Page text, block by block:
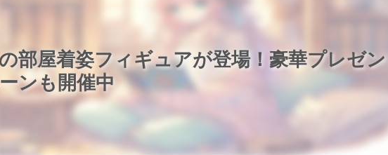
部屋着姿フィギュアが登場！豪華プレゼン
ンも開催中